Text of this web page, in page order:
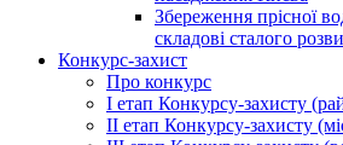
Збереження прісної
складові сталого
Конкурс-захист
Про конкурс
І етап Конкурсу-захисту
ІІ етап Конкурсу-захисту